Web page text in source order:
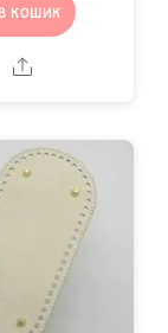
КОШИК
Share